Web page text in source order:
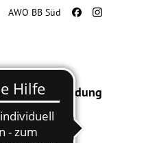
Begegnung Bildung
AWO BB Süd